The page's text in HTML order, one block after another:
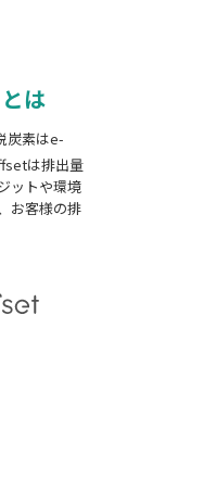
は
炭素はe-
は排出量
ットや環境
お客様の排